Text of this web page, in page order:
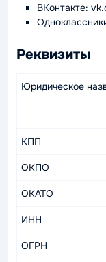
ВКонтакте:
Реквизиты
Юридическое
КПП
ОКПО
ОКАТО
ИНН
ОГРН